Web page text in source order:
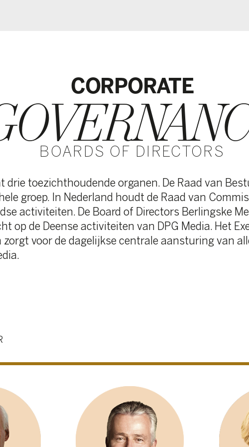
CORPORATE
BOARDS OF DIRECTORS
organen. De Raad van Bestuur houdt
De Board of Directors Berlingske Media houdt
Deense activiteiten van DPG Media. Het Executive Committee
de dagelijkse centrale aansturing van alle activiteiten
Christian Van Thillo
Bestuurder, Executive
Bernadette de Bethune
Bestuurder